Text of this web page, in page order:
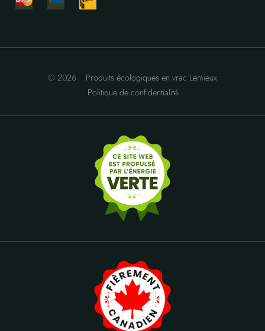
© 2026
Produits écologiques en vrac Lemieux
Politique de confidentialité